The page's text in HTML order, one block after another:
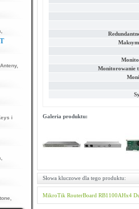
Anteny,
i
Monitorowanie
Galeria produktu:
Słowa kluczowe dla tego produktu:
MikroTik RouterBoard RB1100AHx4